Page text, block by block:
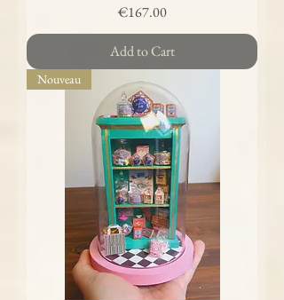
Price
€167.00
Add to Cart
Nouveau